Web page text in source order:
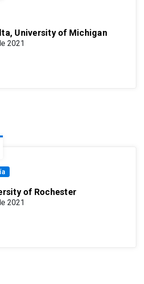
University of Michigan
2021
of Rochester
2021